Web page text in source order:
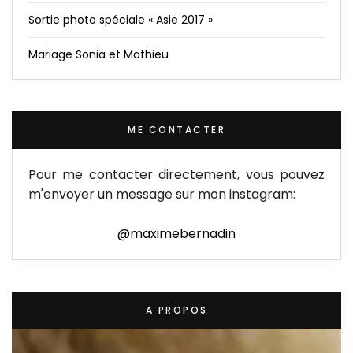
Sortie photo spéciale « Asie 2017 »
Mariage Sonia et Mathieu
ME CONTACTER
Pour me contacter directement, vous pouvez
m'envoyer un message sur mon instagram:
@maximebernadin
A PROPOS